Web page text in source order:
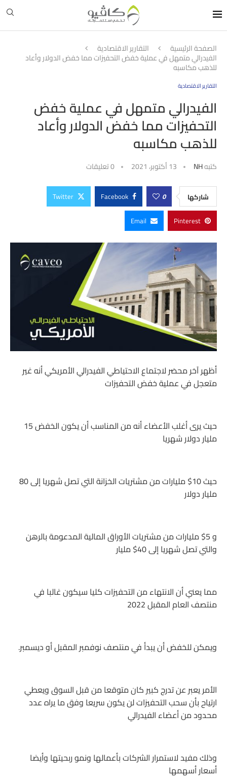
الصفحة الرئيسية التقارير الاقتصادية
الفيدرالي متمهل في عملية خفض التحفيزات مما خفض الدولار وأعاد
للذهب مكاسبه
التقارير الاقتصادية
الفيدرالي متمهل في عملية خفض
التحفيزات مما خفض الدولار وأعاد
للذهب مكاسبه
كتبهNH 13 أكتوبر، 2021 0 تعليقات
شاركها 0
Facebook
Twitter
Pinterest
Email
أظهر آخر محضر لاجتماع الاحتياطي الفيدرالي الأمريكي أنه غير
متعجل في عملية خفض التحفيزات
حيث يرى أغلب الأعضاء أنه من المناسب أن يكون الخفض 15
مليار دولار شهريا
حيث 10$ مليارات من مشتريات الخزانة التي تصل شهريا إلى 80
مليار دولار
و 5$ مليارات من مشتريات الأوراق المالية المدعومة بالرهن
والتي تصل شهريا إلى 40$ مليار
مما يعني أن الانتهاء من التحفيزات كليا سيكون غالبا في
منتصف العام المقبل 2022
ويمكن للخفض أن يبدأ في منتصف نوفمبر المقبل أو ديسمبر.
الأمر يعبر عن تدرج كبير كان متوقعا من قبل السوق ويعطي
ارتياح بأن سحب التحفيزات لن يكون سريعا وفق ما يراه عدد
محدود من أعضاء الفيدرالي
وذلك مفيد لاستمرار الشركات بأعمالها ونمو ربحيتها وأيضا
أسعار أسهمها